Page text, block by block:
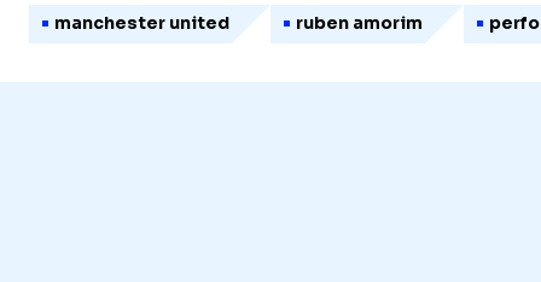
manchester united ruben amorim